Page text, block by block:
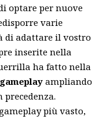
optare per nuove
varie
di adattare il vostro
inserite nella
ha fatto nella
ampliando
più vasto,